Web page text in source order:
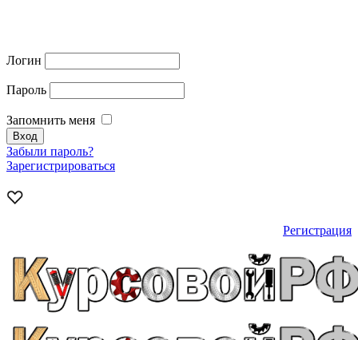
Логин
Пароль
Запомнить меня
Забыли пароль?
Зарегистрироваться
Регистрация